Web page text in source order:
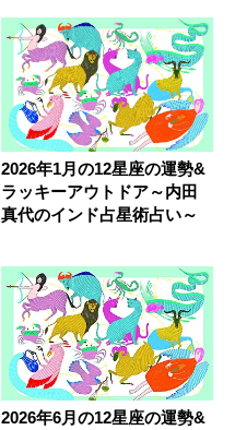
2026年1月の12星座の運勢&
ラッキーアウトドア～内田
真代のインド占星術占い～
2026年6月の12星座の運勢&